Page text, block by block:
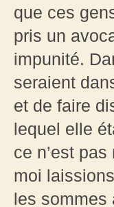
que ces
pris un
impunité.
seraient
et de faire
lequel elle
ce n’est
moi
les sommes